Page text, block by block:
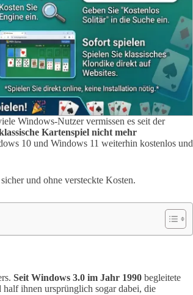
Windows-Nutzer vermissen es seit der
Kartenspiel nicht mehr
10 und Windows 11 weiterhin kostenlos und
und ohne versteckte Kosten.
Seit Windows 3.0 im Jahr 1990 begleitete
ihnen ursprünglich sogar dabei, die